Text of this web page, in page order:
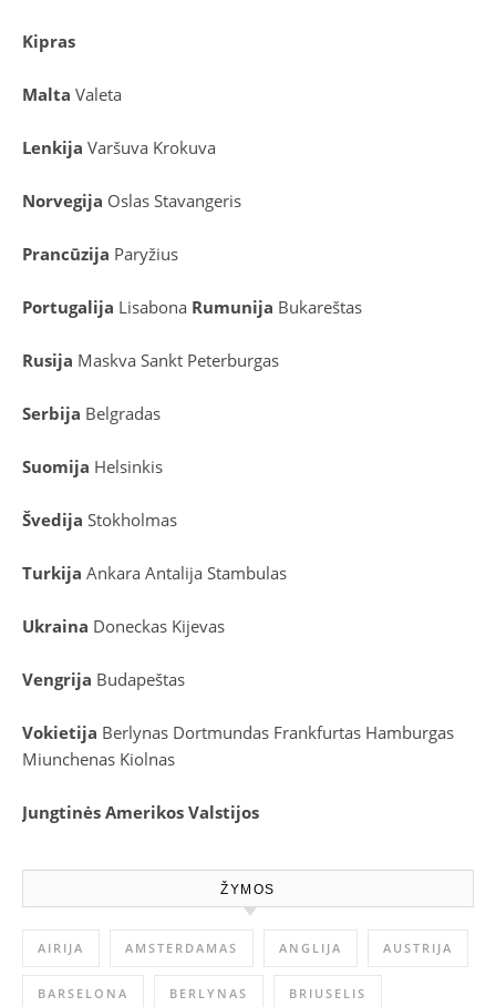
Kipras
Malta Valeta
Lenkija Varšuva Krokuva
Norvegija Oslas Stavangeris
Prancūzija Paryžius
Portugalija Lisabona Rumunija Bukareštas
Rusija Maskva Sankt Peterburgas
Serbija Belgradas
Suomija Helsinkis
Švedija Stokholmas
Turkija Ankara Antalija Stambulas
Ukraina Doneckas Kijevas
Vengrija Budapeštas
Vokietija Berlynas Dortmundas Frankfurtas Hamburgas
Miunchenas Kiolnas
Jungtinės Amerikos Valstijos
ŽYMOS
AIRIJA AMSTERDAMAS ANGLIJA AUSTRIJA
BARSELONA BERLYNAS BRIUSELIS